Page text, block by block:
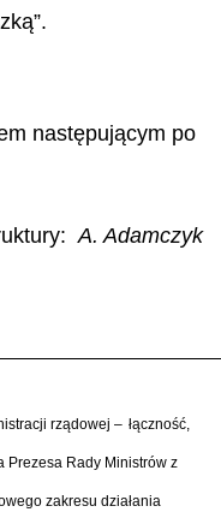
następującym po
A. Adamczyk
rządowej – łączność,
Prezesa Rady Ministrów z
zakresu działania